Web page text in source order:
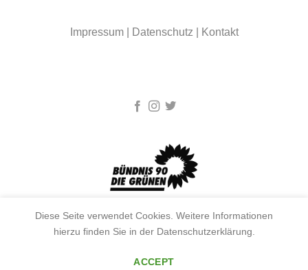
Impressum| Datenschutz Kontakt
Diese Seite verwendet Cookies. Weitere Informationen
hierzu finden Sie in der Datenschutzerklärung.
ACCEPT